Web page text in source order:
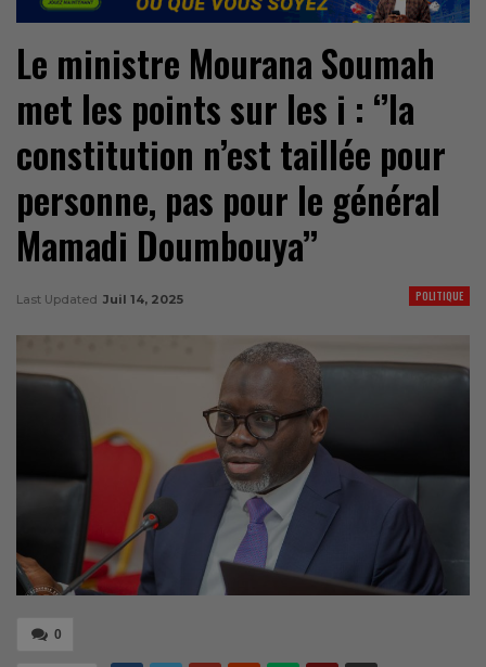
Le ministre Mourana Soumah
met les points sur les i : ‘’la
constitution n’est taillée pour
personne, pas pour le général
Mamadi Doumbouya’’
POLITIQUE
Last Updated Juil 14, 2025
0